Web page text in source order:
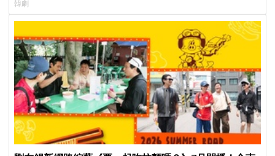
韓劇